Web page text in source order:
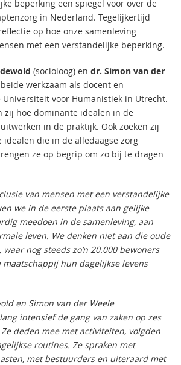
beperking een spiegel voor over de
in Nederland. Tegelijkertijd
op hoe onze samenleving
met een verstandelijke beperking.
(socioloog) en dr. Simon van der
werkzaam als docent en
Universiteit voor Humanistiek in Utrecht.
zij hoe dominante idealen in de
in de praktijk. Ook zoeken zij
idealen die in de alledaagse zorg
ze op begrip om zo bij te dragen
van mensen met een verstandelijke
we in de eerste plaats aan gelijke
meedoen in de samenleving, aan
leven. We denken niet aan die oude
nog steeds zo’n 20.000 bewoners
maatschappij hun dagelijkse levens
en Simon van der Weele
intensief de gang van zaken op zes
deden mee met activiteiten, volgden
routines. Ze spraken met
met bestuurders en uiteraard met